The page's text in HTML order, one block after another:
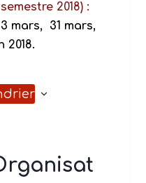
2018) :
mars, 31 mars,